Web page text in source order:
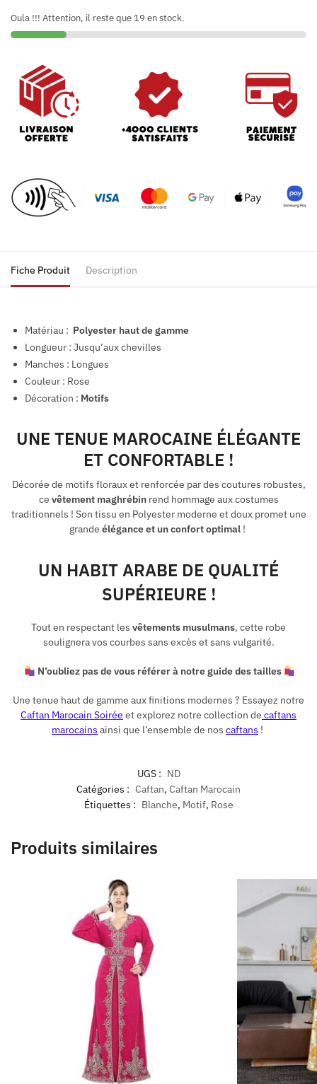
Oula !!! Attention, il reste que 19 en stock.
Fiche Produit Description
Matériau : Polyester haut de gamme
Longueur : Jusqu’aux chevilles
Manches : Longues
Couleur : Rose
Décoration : Motifs
UNE TENUE MAROCAINE ÉLÉGANTE
ET CONFORTABLE !
Décorée de motifs floraux et renforcée par des coutures robustes,
ce vêtement maghrébinrend hommage aux costumes
traditionnels ! Son tissu en Polyester moderne et doux promet une
grande élégance et un confort optimal !
UN HABIT ARABE DE QUALITÉ
SUPÉRIEURE !
Tout en respectant les vêtements musulmans, cette robe
soulignera vos courbes sans excès et sans vulgarité.
N’oubliez pas de vous référer à notre guide des tailles
Une tenue haut de gamme aux finitions modernes ? Essayez notre
Caftan Marocain Soirée et explorez notre collection de caftans
marocains ainsi que l’ensemble de nos caftans !
UGS : ND
Catégories : Caftan, Caftan Marocain
Étiquettes : Blanche, Motif, Rose
Produits similaires